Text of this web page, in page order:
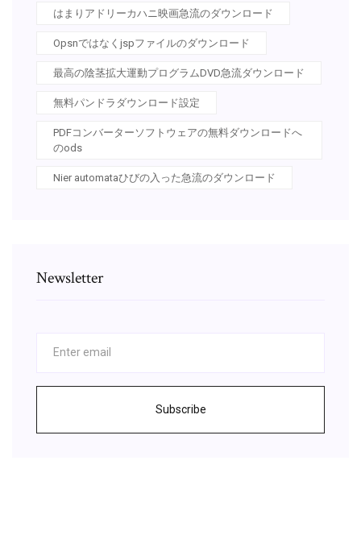
はまりアドリーカハニ映画急流のダウンロード
Opsnではなくjspファイルのダウンロード
最高の陰茎拡大運動プログラムDVD急流ダウンロード
無料パンドラダウンロード設定
PDFコンバーターソフトウェアの無料ダウンロードへ
のods
Nier automataひびの入った急流のダウンロード
Newsletter
Subscribe